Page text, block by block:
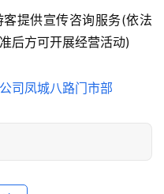
注册
客提供宣传咨询服务(依法
后方可开展经营活动)